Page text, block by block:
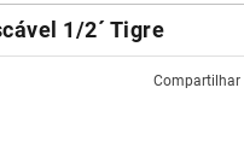
1/2´ Tigre
Compartilhar
sanitário